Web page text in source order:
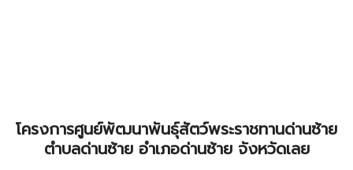
โครงการศูนย์พัฒนาพันธุ์สัตว์พระราชทานด่านซ้าย
ตำบลด่านซ้าย อำเภอด่านซ้าย จังหวัดเลย